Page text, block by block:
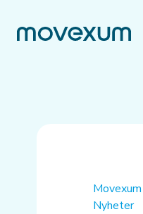
Movexum
Nyheter